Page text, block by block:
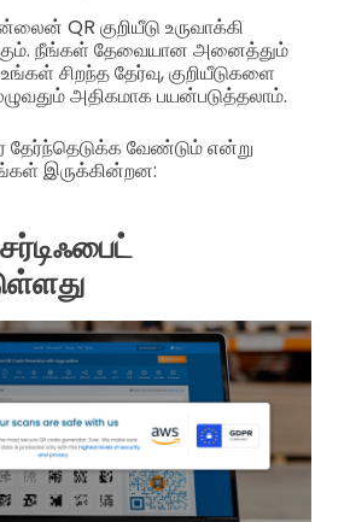
QR குறியீடு உருவாக்கி
நீங்கள் தேவையான அனைத்தும்
சிறந்த தேர்வு, குறியீடுகளை
அதிகமாக பயன்படுத்தலாம்.
வேண்டும் என்று
இருக்கின்றன: